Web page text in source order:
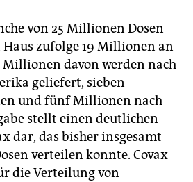
von 25 Millionen Dosen
Haus zufolge 19 Millionen an
Millionen davon werden nach
geliefert, sieben
und fünf Millionen nach
stellt einen deutlichen
dar, das bisher insgesamt
verteilen konnte. Covax
die Verteilung von